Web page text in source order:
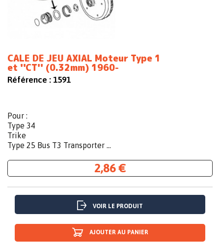
CALE DE JEU AXIAL Moteur Type 1
et ''CT'' (0.32mm) 1960-
Référence : 1591
Pour :
Type 34
Trike
Type 25 Bus T3 Transporter ...
2,86 €
VOIR LE PRODUIT
AJOUTER AU PANIER